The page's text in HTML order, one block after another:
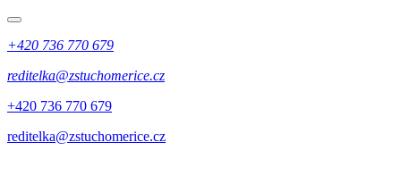
+420 736 770 679
reditelka@zstuchomerice.cz
+420 736 770 679
reditelka@zstuchomerice.cz